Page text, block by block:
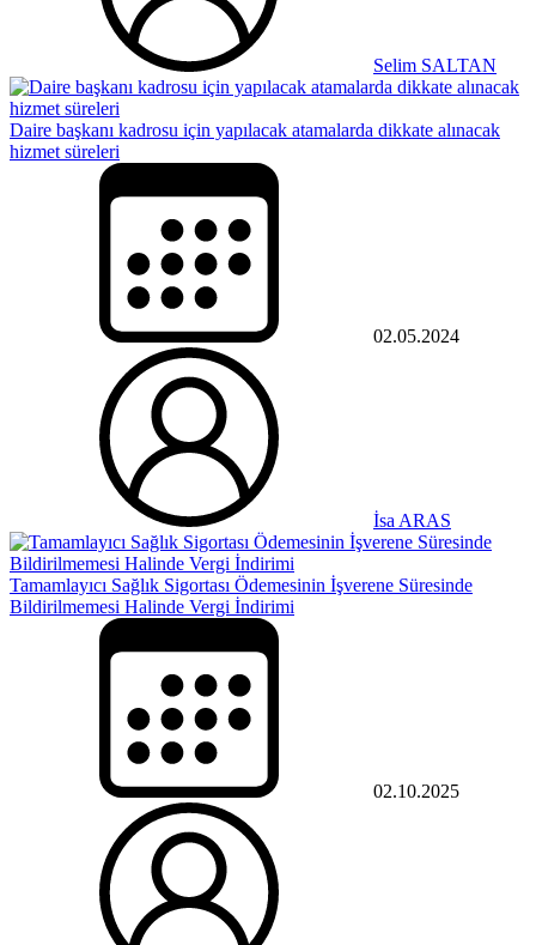
Selim SALTAN
Daire başkanı kadrosu için yapılacak atamalarda dikkate alınacak
hizmet süreleri
02.05.2024
İsa ARAS
Tamamlayıcı Sağlık Sigortası Ödemesinin İşverene Süresinde
Bildirilmemesi Halinde Vergi İndirimi
02.10.2025